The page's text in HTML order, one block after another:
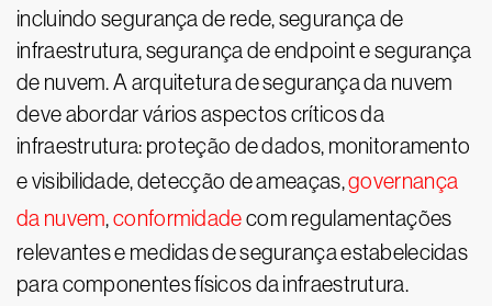
incluindo segurança de rede, segurança de
infraestrutura, segurança de endpoint e segurança
de nuvem. A arquitetura de segurança da nuvem
deve abordar vários aspectos críticos da
infraestrutura: proteção de dados, monitoramento
e visibilidade, detecção de ameaças,governança
da nuvem,conformidadecom regulamentações
relevantes e medidas de segurança estabelecidas
para componentes físicos da infraestrutura.